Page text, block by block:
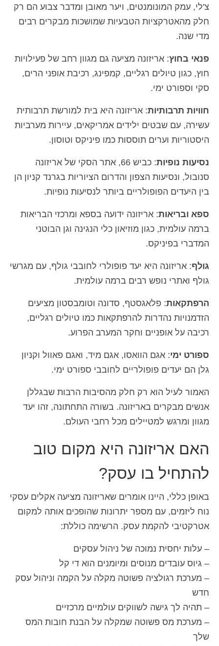
צ'לי, עמק המונומנטים, ויער מאובן ומדבר צבוע הם רק
חלק מהאטרקציות הטבעיות שמושכות מבקרים רבים
מדי שנה.
פנאי בחוץ: אריזונה מציעה גם מגוון רחב של פעילויות
חוץ, כגון טיולים רגליים, קמפינג, רכיבת אופני הרים,
סקי וספורט ימי.
חוויות תרבותיות: אריזונה היא בית למורשת תרבותית
עשירה, עם שבטים ילידים אמריקאים, עיירות מערביות
היסטוריות וערים תוססות כמו פיניקס וטוסון.
נסיעות נופיות
: כביש 66, אתר הסקי של אריזונה
סנובול, ונסיעות הצפון והדרום הציוריות בגרנד קניון הן
בין היעדים הפופולריים ביותר לנסיעות נופיות.
ספא ובריאות: אריזונה ידועה בספא ומרכזי הבריאות
ברמה עולמית, כגון מוזיאון כלי הנגינה וגן הבוטני
המדברי בפיניקס.
גולף: אריזונה היא יעד פופולרי לחובבי גולף, עם מגרשי
גולף ואתרי נופש רבים ברמה עולמית.
הרפתקאות: פלאגסטף, סדונה וטומבסטון מציעים
הזדמנויות נהדרות להרפתקאות כמו טיולים רגליים,
רכיבה על אופניים וחקר המערב הפרוע.
ספורט ימי: אגם הוואסו, אגם מיד, ואגם פאוול וקניון
גלן הם יעדים פופולריים לחובבי ספורט ימי.
האמור לעיל הוא רק חלק מהסיבות הרבות שבגללן
אנשים מבקרים באריזונה. בשורה התחתונה, זהו יעד
מגוון ומרגש למטיילים מכל רחבי העולם.
האם אריזונה היא מקום טוב
להתחיל בו עסק?
באופן כללי, היינו אומרים שאריזונה מציעה אקלים עסקי
נוח ליזמים, עם מספר יתרונות שהופכים אותה למקום
אטרקטיבי להקמת עסק. הרשימה כוללת:
– עלות יחסית נמוכה של ניהול עסקים
– גיוס עובדים מנוסים ומיומנים הוא די קל
– מערכת רגולציה פשוטה מקלה על הקמה וניהול עסק
חדש
– תהיה לך גישה לשווקים עולמיים מרכזיים
– מערכת מס פשוטה שמקלה על הבנת חובות המס
שלך